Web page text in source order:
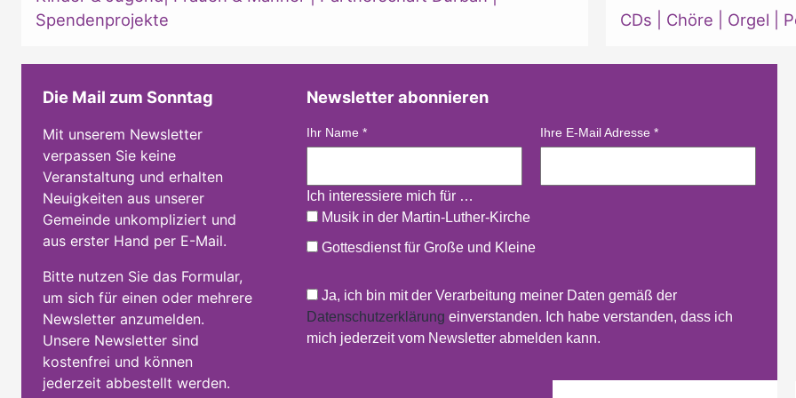
Spendenprojekte
CDs Chöre Orgel
Die Mail zum Sonntag
Mit unserem Newsletter
verpassen Sie keine
Veranstaltung und erhalten
Neuigkeiten aus unserer
Gemeinde unkompliziert und
aus erster Hand per E-Mail.
Bitte nutzen Sie das Formular,
um sich für einen oder mehrere
Newsletter anzumelden.
Unsere Newsletter sind
kostenfrei und können
jederzeit abbestellt werden.
Newsletter abonnieren
Ihr Name * Ihre E-Mail Adresse *
Ich interessiere mich für …
Musik in der Martin-Luther-Kirche
Gottesdienst für Große und Kleine
Ja, ich bin mit der Verarbeitung meiner Daten gemäß der
Datenschutzerklärung einverstanden. Ich habe verstanden, dass ich
mich jederzeit vom Newsletter abmelden kann.